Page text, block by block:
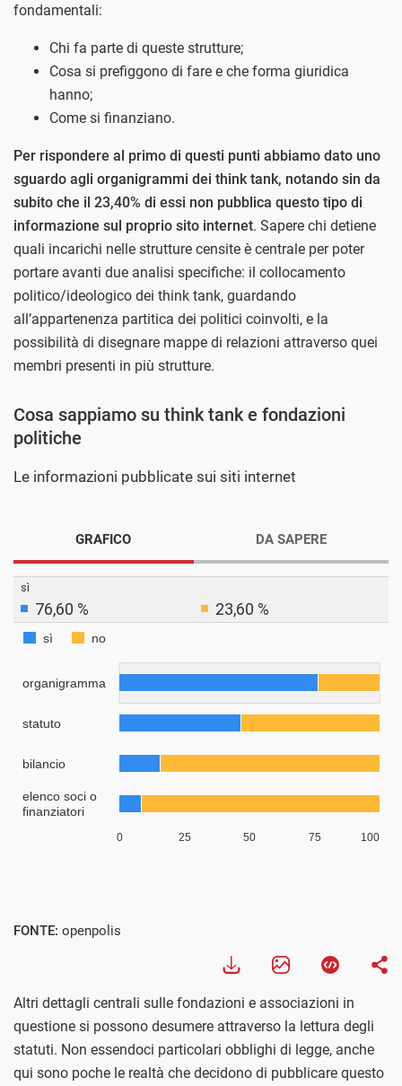
fondamentali:
Chi fa parte di queste strutture;
Cosa si prefiggono di fare e che forma giuridica
hanno;
Come si finanziano.
Per rispondere al primo di questi punti abbiamo dato uno
sguardo agli organigrammi dei think tank, notando sin da
subito che il 23,40% di essi non pubblica questo tipo di
informazione sul proprio sito internet. Sapere chi detiene
quali incarichi nelle strutture censite è centrale per poter
portare avanti due analisi specifiche: il collocamento
politico/ideologico dei think tank, guardando
all’appartenenza partitica dei politici coinvolti, e la
possibilità di disegnare mappe di relazioni attraverso quei
membri presenti in più strutture.
Cosa sappiamo su think tank e fondazioni
politiche
Le informazioni pubblicate sui siti internet
GRAFICO DA SAPERE
FONTE: openpolis
Altri dettagli centrali sulle fondazioni e associazioni in
questione si possono desumere attraverso la lettura degli
statuti. Non essendoci particolari obblighi di legge, anche
qui sono poche le realtà che decidono di pubblicare questo